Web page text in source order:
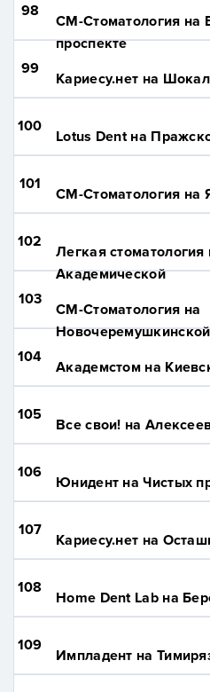
98
СМ-Стоматология на
проспекте
99
Кариесу.нет на
100
Lotus Dent на
101
СМ-Стоматология на
102
Легкая стоматология
Академической
103
СМ-Стоматология на
Новочеремушкинской
104
Академстом на
105
Все свои! на
106
Юнидент на Чистых
107
Кариесу.нет на
108
Home Dent Lab на
109
Импладент на